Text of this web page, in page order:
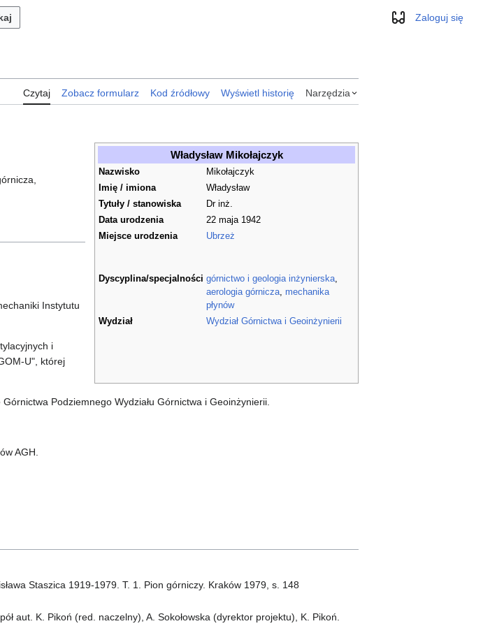
WyglądZaloguj się
Czytaj Zobacz formularz Kod źródłowy Wyświetl historię Narzędzia
Władysław Mikołajczyk
Nazwisko
Mikołajczyk
Imię / imiona
Władysław
Tytuły / stanowiska
Dr inż.
Data urodzenia
22 maja 1942
Miejsce urodzenia
Ubrzeż
Dyscyplina/specjalności górnictwo i geologia inżynierska
aerologia górnicza mechanika
płynów
Wydział
Wydział Górnictwa i Geoinżynierii
Instytutu
i
U", której
Podziemnego Wydziału Górnictwa i Geoinżynierii.
AGH.
Staszica 1919-1979. T. 1. Pion górniczy. Kraków 1979, s. 148
aut. K. Pikoń (red. naczelny), A. Sokołowska (dyrektor projektu), K. Pikoń.